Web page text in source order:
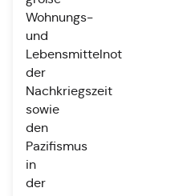
Wohnungs-
und
Lebensmittelnot
der
Nachkriegszeit
sowie
den
Pazifismus
in
der